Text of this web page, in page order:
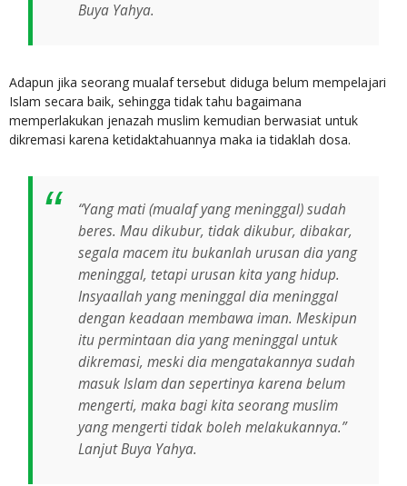
Buya Yahya.
Adapun jika seorang mualaf tersebut diduga belum mempelajari
Islam secara baik, sehingga tidak tahu bagaimana
memperlakukan jenazah muslim kemudian berwasiat untuk
dikremasi karena ketidaktahuannya maka ia tidaklah dosa.
“Yang mati (mualaf yang meninggal) sudah
beres. Mau dikubur, tidak dikubur, dibakar,
segala macem itu bukanlah urusan dia yang
meninggal, tetapi urusan kita yang hidup.
Insyaallah yang meninggal dia meninggal
dengan keadaan membawa iman. Meskipun
itu permintaan dia yang meninggal untuk
dikremasi, meski dia mengatakannya sudah
masuk Islam dan sepertinya karena belum
mengerti, maka bagi kita seorang muslim
yang mengerti tidak boleh melakukannya.”
Lanjut Buya Yahya.